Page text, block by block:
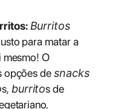
Burritos
para matar a
mesmo! O
opções de snacks
s, burritos de